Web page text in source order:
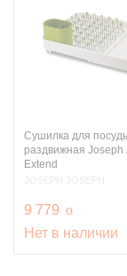
Сушилка для
раздвижная Joseph
Extend
JOSEPH JOSEPH
9 779 руб.
o
Нет в наличии